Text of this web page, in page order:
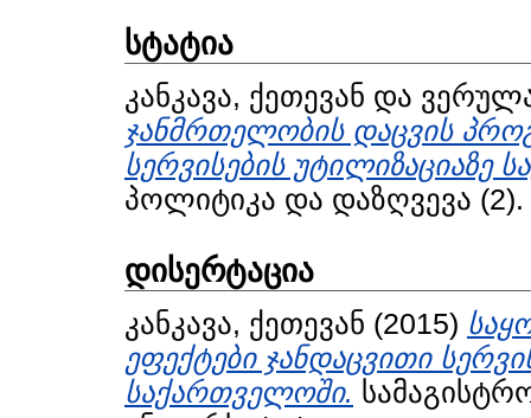
სტატია
კანკავა, ქეთევან და
ჯანმრთელობის დაცვის
სერვისების უტილიზაციაზე
პოლიტიკა და დაზღვევა (2).
დისერტაცია
კანკავა, ქეთევან (2015)
ეფექტები ჯანდაცვითი
საქართველოში.